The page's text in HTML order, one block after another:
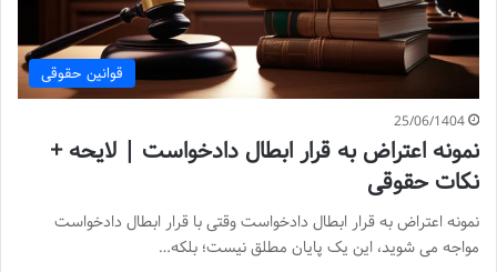
قوانین حقوقی
25/06/1404
نمونه اعتراض به قرار ابطال دادخواست | لایحه +
نکات حقوقی
نمونه اعتراض به قرار ابطال دادخواست وقتی با قرار ابطال دادخواست
مواجه می شوید، این یک پایان مطلق نیست؛ بلکه…